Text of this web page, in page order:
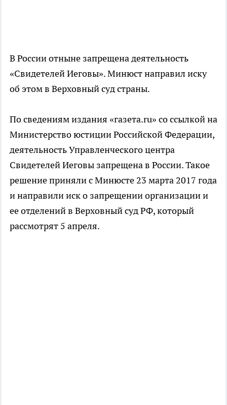
В России отныне запрещена деятельность
«Свидетелей Иеговы». Минюст направил иску
об этом в Верховный суд страны.
По сведениям издания «газета.ru» со ссылкой на
Министерство юстиции Российской Федерации,
деятельность Управленческого центра
Свидетелей Иеговы запрещена в России. Такое
решение приняли с Минюсте 23 марта 2017 года
и направили иск о запрещении организации и
ее отделений в Верховный суд РФ, который
рассмотрят 5 апреля.